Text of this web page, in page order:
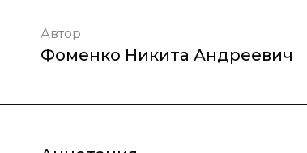
Автор
Фоменко Никита Андреевич